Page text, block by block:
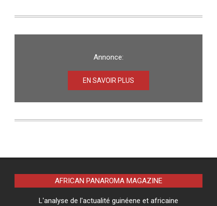
Annonce:
EN SAVOIR PLUS
AFRICAN PANAROMA MAGAZINE
L'analyse de l'actualité guinéene et africaine